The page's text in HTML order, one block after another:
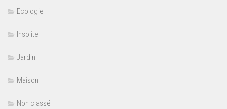
Ecologie
Insolite
Jardin
Maison
Non classé